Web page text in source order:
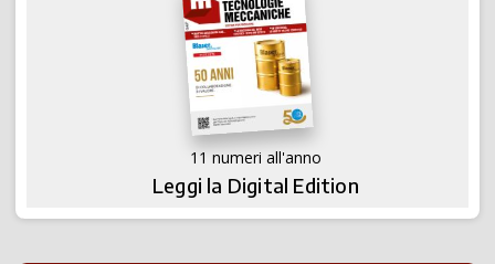
11 numeri all'anno
Leggi la Digital Edition